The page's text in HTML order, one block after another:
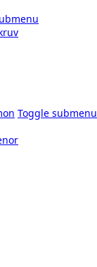
Toggle submenu